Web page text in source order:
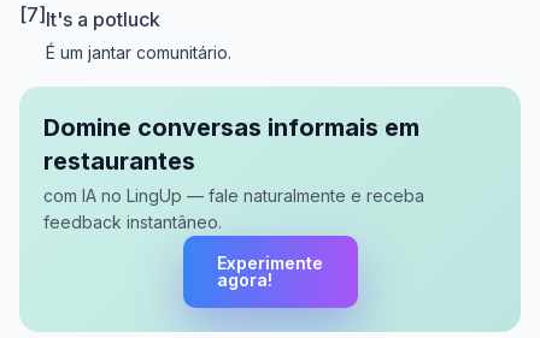
[7] It's a potluck
É um jantar comunitário.
Domine conversas informais em
restaurantes
com IA no LingUp — fale naturalmente e receba
feedback instantâneo.
Experimente
agora!